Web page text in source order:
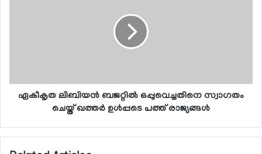
ഏകീകൃത ലിബിയന്‍ ബജറ്റില്‍ ഒപ്പുവെച്ചതിനെ സ്വാഗതം
ചെയ്ത് ഖത്തര്‍ ഉള്‍പ്പടെ പത്ത് രാജ്യങ്ങള്‍